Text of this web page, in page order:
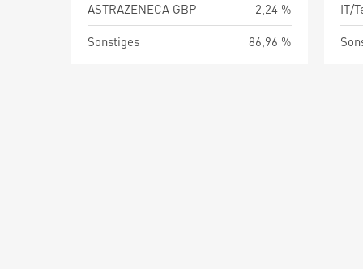
ASTRAZENECA GBP
2,24 %
Sonstiges
86,96 %
IT/